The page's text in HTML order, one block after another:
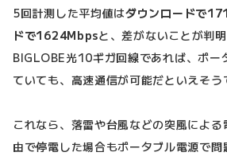
5回計測した平均値はダウンロードで
ドで1624Mbpsと、差がないことが判明
BIGLOBE光10ギガ回線であれば、ポー
ていても、高速通信が可能だといえそう
これなら、落雷や台風などの突風によ
由で停電した場合もポータブル電源で問